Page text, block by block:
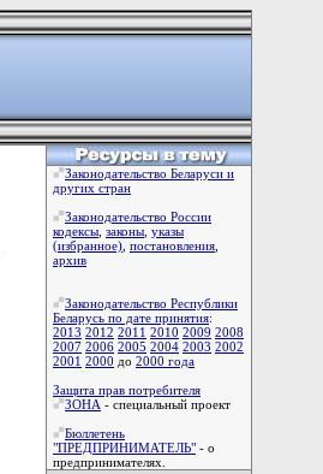
Законодательство Беларуси и
других стран
Законодательство России
кодексы законы указы
(избранное) постановления
архив
Законодательство Республики
Беларусь по дате принятия:
2013 2012 2011 2010 2009 2008
2007 2006 2005 2004 2003 2002
2001 2000 до 2000 года
Защита прав потребителя
ЗОНА - специальный проект
Бюллетень
"ПРЕДПРИНИМАТЕЛЬ" - о
предпринимателях.